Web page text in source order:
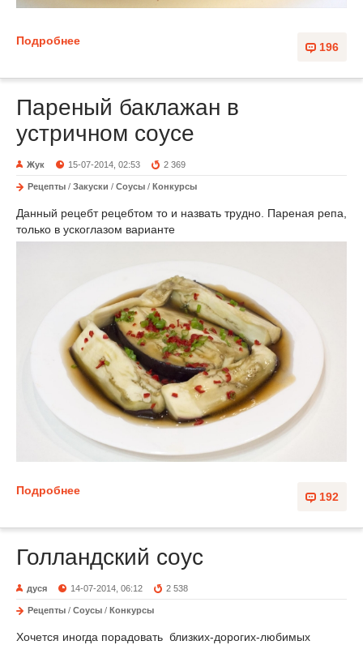
196
Подробнее
Пареный баклажан в
устричном соусе
Жук 15-07-2014, 02:53 2 369
Рецепты / Закуски / Соусы / Конкурсы
Данный рецебт рецебтом то и назвать трудно. Пареная репа,
только в ускоглазом варианте
192
Подробнее
Голландский соус
дуся 14-07-2014, 06:12 2 538
Рецепты / Соусы / Конкурсы
Хочется иногда порадовать близких-дорогих-любимых